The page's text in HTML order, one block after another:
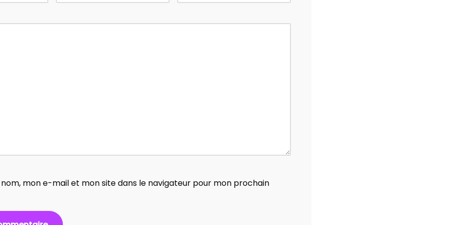
mon e-mail et mon site dans le navigateur pour mon prochain